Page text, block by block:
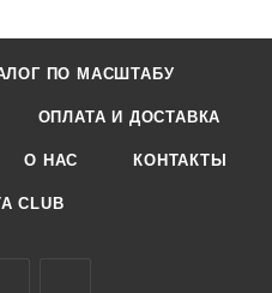
ПО МАСШТАБУ
ОПЛАТА И ДОСТАВКА
О НАС КОНТАКТЫ
CLUB